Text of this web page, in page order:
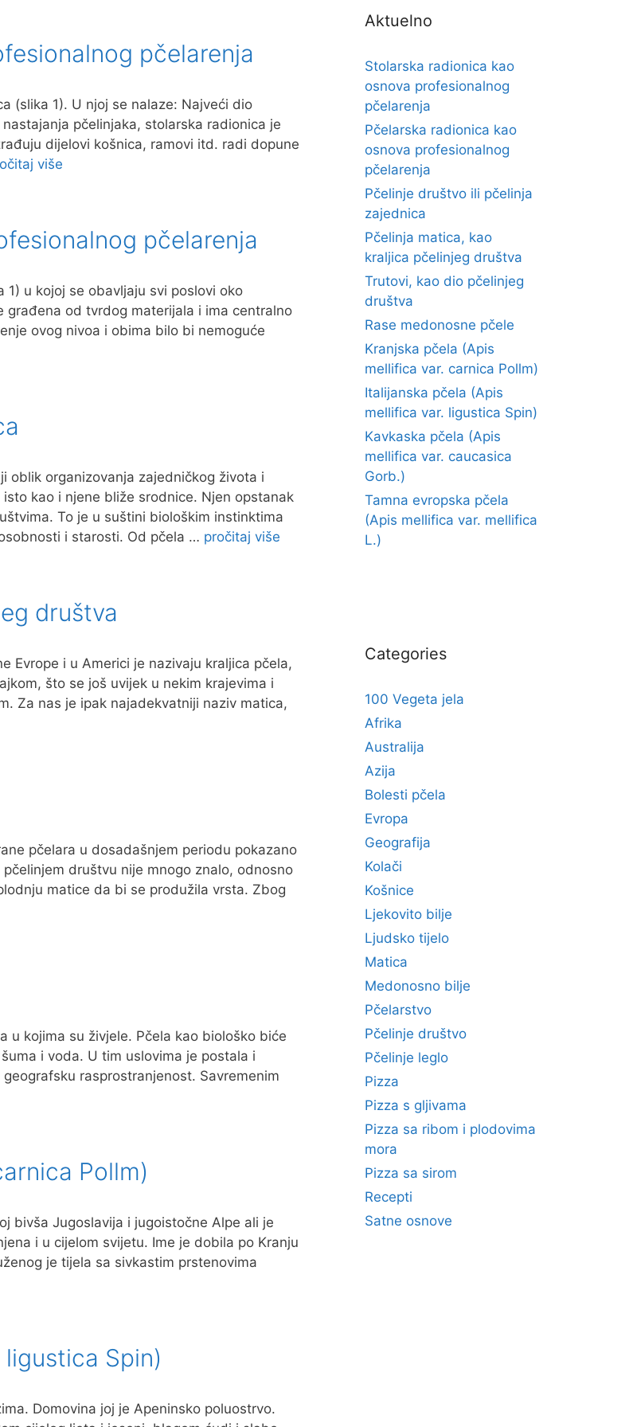
pčelarenja
(slika 1). U njoj se nalaze: Najveći dio
pčelinjaka, stolarska radionica je
dijelovi košnica, ramovi itd. radi dopune
više
pčelarenja
u kojoj se obavljaju svi poslovi oko
građena od tvrdog materijala i ima centralno
ovog nivoa i obima bilo bi nemoguće
oblik organizovanja zajedničkog života i
kao i njene bliže srodnice. Njen opstanak
To je u suštini biološkim instinktima
i starosti. Od pčela … pročitaj više
društva
Evrope i u Americi je nazivaju kraljica pčela,
što se još uvijek u nekim krajevima i
Za nas je ipak najadekvatniji naziv matica,
pčelara u dosadašnjem periodu pokazano
društvu nije mnogo znalo, odnosno
matice da bi se produžila vrsta. Zbog
u kojima su živjele. Pčela kao biološko biće
i voda. U tim uslovima je postala i
rasprostranjenost. Savremenim
Pollm)
bivša Jugoslavija i jugoistočne Alpe ali je
i u cijelom svijetu. Ime je dobila po Kranju
je tijela sa sivkastim prstenovima
Spin)
Domovina joj je Apeninsko poluostrvo.
Aktuelno
Stolarska radionica kao
osnova profesionalnog
pčelarenja
Pčelarska radionica kao
osnova profesionalnog
pčelarenja
Pčelinje društvo ili pčelinja
zajednica
Pčelinja matica, kao
kraljica pčelinjeg društva
Trutovi, kao dio pčelinjeg
društva
Rase medonosne pčele
Kranjska pčela (Apis
mellifica var. carnica Pollm)
Italijanska pčela (Apis
mellifica var. ligustica Spin)
Kavkaska pčela (Apis
mellifica var. caucasica
Gorb.)
Tamna evropska pčela
(Apis mellifica var. mellifica
L.)
Categories
100 Vegeta jela
Afrika
Australija
Azija
Bolesti pčela
Evropa
Geografija
Kolači
Košnice
Ljekovito bilje
Ljudsko tijelo
Matica
Medonosno bilje
Pčelarstvo
Pčelinje društvo
Pčelinje leglo
Pizza
Pizza s gljivama
Pizza sa ribom i plodovima
mora
Pizza sa sirom
Recepti
Satne osnove